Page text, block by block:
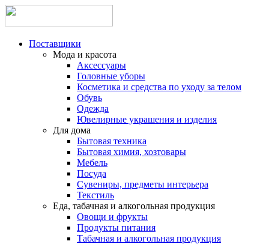
Поставщики
Мода и красота
Аксессуары
Головные уборы
Косметика и средства по уходу за телом
Обувь
Одежда
Ювелирные украшения и изделия
Для дома
Бытовая техника
Бытовая химия, хозтовары
Мебель
Посуда
Сувениры, предметы интерьера
Текстиль
Еда, табачная и алкогольная продукция
Овощи и фрукты
Продукты питания
Табачная и алкогольная продукция